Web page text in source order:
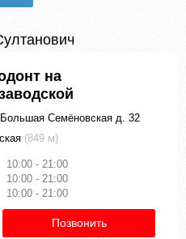
на
Семёновская д. 32
(849 м)
10:00 - 21:00
10:00 - 21:00
10:00 - 21:00
Позвонить